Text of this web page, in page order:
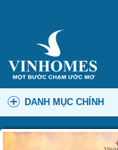
DANH MỤC CHÍNH